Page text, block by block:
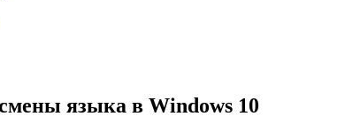
языка в Windows 10